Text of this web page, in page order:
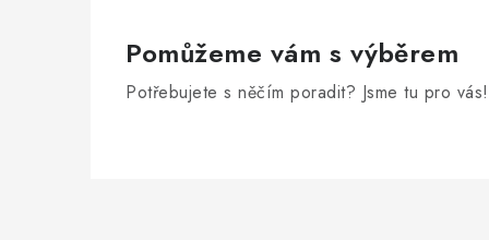
s
Pomůžeme vám s výběrem
Potřebujete s něčím poradit? Jsme tu pro vás!